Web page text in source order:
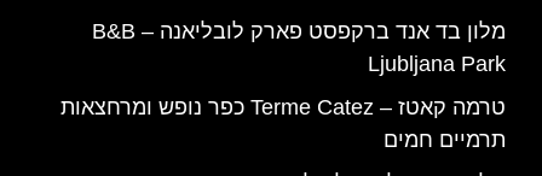
מלון בד אנד ברקפסט פארק לובליאנה – B&B
Ljubljana Park
טרמה קאטז – Terme Catez כפר נופש ומרחצאות
תרמיים חמים